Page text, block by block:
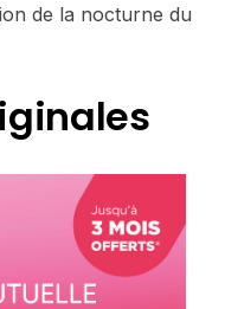
de la nocturne du